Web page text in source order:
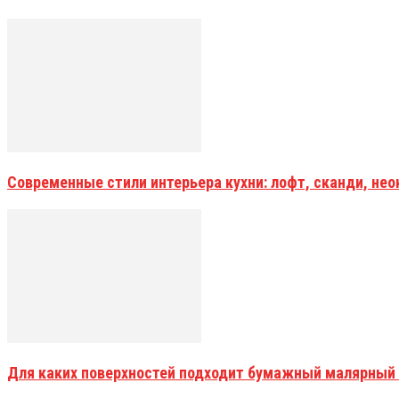
Современные стили интерьера кухни: лофт, сканди,
Для каких поверхностей подходит бумажный малярный